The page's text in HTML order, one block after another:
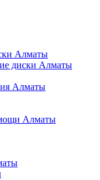
Алматы
диски Алматы
Алматы
Алматы